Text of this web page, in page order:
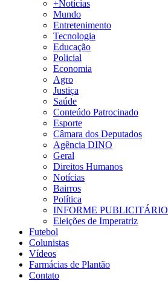
+Notícias
Mundo
Entretenimento
Tecnologia
Educação
Policial
Economia
Agro
Justiça
Saúde
Conteúdo Patrocinado
Esporte
Câmara dos Deputados
Agência DINO
Geral
Direitos Humanos
Notícias
Bairros
Política
INFORME PUBLICITÁRIO
Eleições de Imperatriz
Futebol
Colunistas
Vídeos
Farmácias de Plantão
Contato